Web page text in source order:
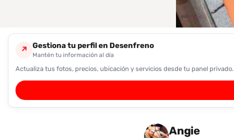
↗ Gestiona tu perfil en Desenfreno
Mantén tu información al día
Actualiza tus fotos, precios, ubicación y servicios desde tu panel privado.
Angie